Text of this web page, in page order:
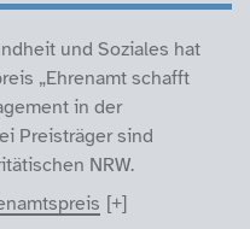
und Soziales hat
„Ehrenamt schafft
in der
Preisträger sind
NRW.